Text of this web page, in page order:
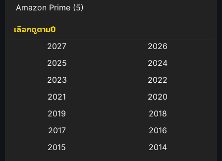
Amazon Prime (5)
Anal (ประตูหลัง)
Animation การ์ตูน
Animation อนิเมะ
Animation แอนิเมชัน
เลือกดูตามปี
2027
2026
2025
2024
2023
2022
2021
2020
2019
2018
2017
2016
2015
2014